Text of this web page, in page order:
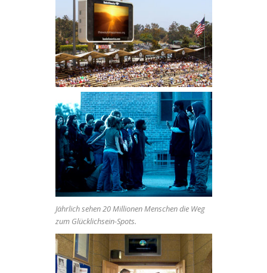
Jährlich sehen 20 Millionen Menschen die Weg
zum Glücklichsein-Spots.